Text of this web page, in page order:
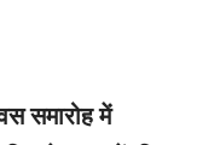
समारोह में